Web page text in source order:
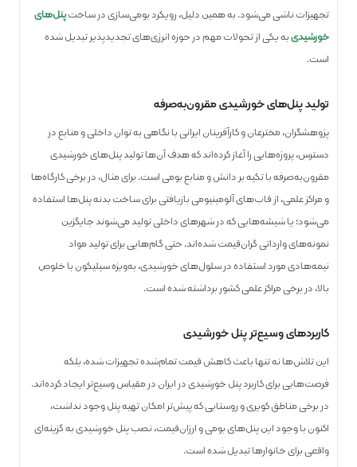
تجهیزات ناشی می‌شود. به همین دلیل، رویکرد بومی‌سازی در ساختپنل‌های
خورشیدیبه یکی از تحولات مهم در حوزه انرژی‌های تجدیدپذیر تبدیل شده
است.
تولید پنل‌های خورشیدی مقرون‌به‌صرفه
پژوهشگران، مخترعان و کارآفرینان ایرانی با نگاهی به توان داخلی و منابع در
دسترس، پروژه‌هایی را آغاز کرده‌اند که هدف آن‌ها تولید پنل‌های خورشیدی
مقرون‌به‌صرفه با تکیه بر دانش و منابع بومی است. برای مثال، در برخی کارگاه‌ها
و مراکز علمی، از قاب‌های آلومینیومی بازیافتی برای ساخت بدنه پنل‌ها استفاده
می‌شود؛ یا شیشه‌هایی که در شهرهای داخلی تولید می‌شوند جایگزین
نمونه‌های وارداتی گران‌قیمت شده‌اند. حتی گام‌هایی برای تولید مواد
نیمه‌هادی مورد استفاده در سلول‌های خورشیدی، به‌ویژه سیلیکون با خلوص
بالا، در برخی مراکز علمی کشور برداشته شده است.
کاربردهای وسیع‌تر پنل خورشیدی
این تلاش‌ها نه‌ تنها باعث کاهش قیمت تمام‌شده تجهیزات شده، بلکه
فرصت‌هایی برای کاربرد پنل خورشیدی در ایران در مقیاس وسیع‌تر ایجاد کرده‌اند.
در برخی مناطق کویری و روستایی که پیش‌تر امکان تهیه پنل وجود نداشت،
اکنون با وجود این پنل‌های بومی و ارزان‌قیمت، نصب پنل خورشیدی به گزینه‌ای
واقعی برای خانوارها تبدیل شده است.